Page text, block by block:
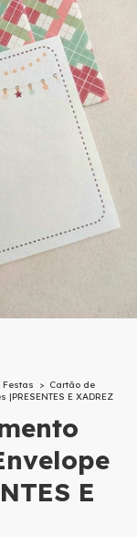
Festas > Cartão de
E XADREZ
E